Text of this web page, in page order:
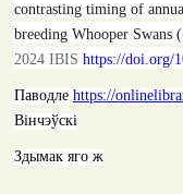
contrasting timing of
breeding Whooper Swans (
2024 IBIS https://doi.org/
Паводле https://
Вінчэўскі
Здымак яго ж